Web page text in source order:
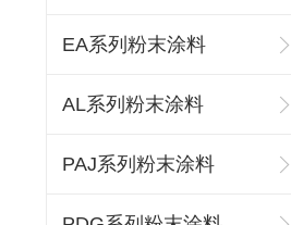
EA系列粉末涂料
AL系列粉末涂料
PAJ系列粉末涂料